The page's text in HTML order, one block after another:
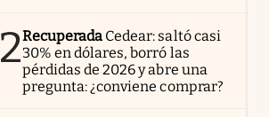
2Recuperada Cedear: saltó casi
30% en dólares, borró las
pérdidas de 2026 y abre una
pregunta: ¿conviene comprar?